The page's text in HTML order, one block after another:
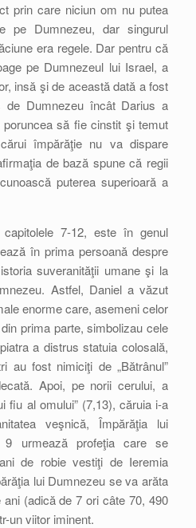
prin care niciun om nu putea
pe Dumnezeu, dar singurul
era regele. Dar pentru că
pe Dumnezeul lui Israel, a
insă şi de această dată a fost
de Dumnezeu încât Darius a
să fie cinstit şi temut
împărăţie nu va dispare
de bază spune că regii
puterea superioară a
7-12, este în genul
în prima persoană despre
suveranităţii umane şi la
Astfel, Daniel a văzut
enorme care, asemeni celor
prima parte, simbolizau cele
a distrus statuia colosală,
au fost nimiciţi de „Bătrânul”
Apoi, pe norii cerului, a
fiu al omului” (7,13), căruia i-a
veşnică, Împărăţia lui
9 urmează profeţia care se
de robie vestiţi de Ieremia
lui Dumnezeu se va arăta
(adică de 7 ori câte 70, 490
un viitor iminent.